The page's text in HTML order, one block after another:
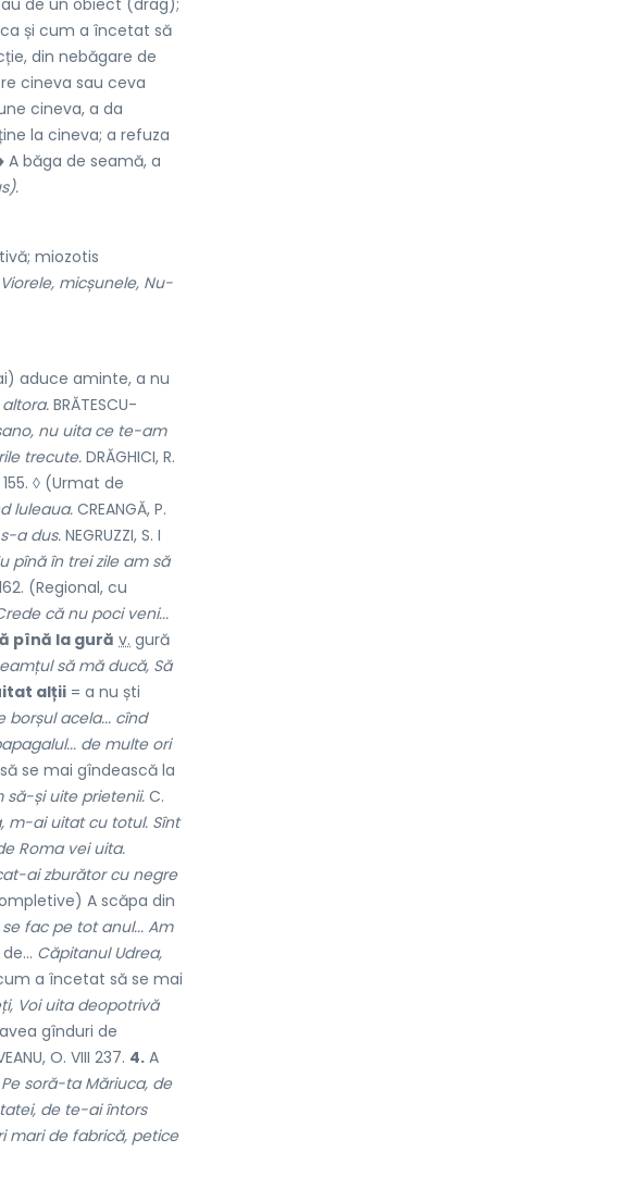
și cum a încetat să
din nebăgare de
cineva sau ceva
cineva, a da
la cineva; a refuza
A băga de seamă, a
miozotis
micșunele, Nu-
aduce aminte, a nu
BRĂTESCU-
nu uita ce te-am
trecute. DRĂGHICI, R.
I 155. ◊ (Urmat de
luleaua.CREANGĂ, P.
a dus. NEGRUZZI, S. I
pînă în trei zile am să
162. (Regional, cu
că nu poci veni...
pînă la gură v. gură
să mă ducă, Să
alții = a nu ști
acela... cînd
de multe ori
se mai gîndească la
să-și uite prietenii.C.
m-ai uitat cu totul. Sînt
Roma vei uita.
ai zburător cu negre
A scăpa din
fac pe tot anul... Am
Căpitanul Udrea,
a încetat să se mai
Voi uita deopotrivă
gînduri de
O. VIII 237. 4. A
Pe soră-ta Măriuca, de
de te-ai întors
mari de fabrică, petice